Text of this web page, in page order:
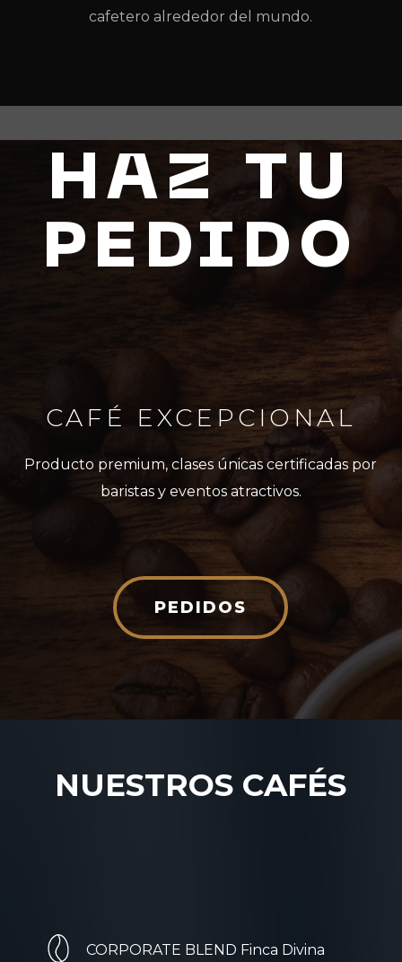
cafetero alrededor del mundo.
HAZ TU
PEDIDO
CAFÉ EXCEPCIONAL
Producto premium, clases únicas certificadas por
baristas y eventos atractivos.
PEDIDOS
NUESTROS CAFÉS
CORPORATE BLEND Finca Divina